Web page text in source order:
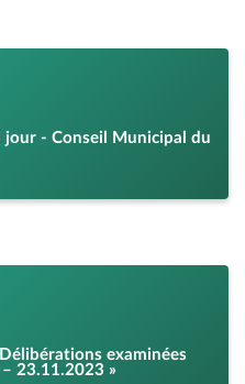
jour - Conseil Municipal du
examinées
23.11.2023 »